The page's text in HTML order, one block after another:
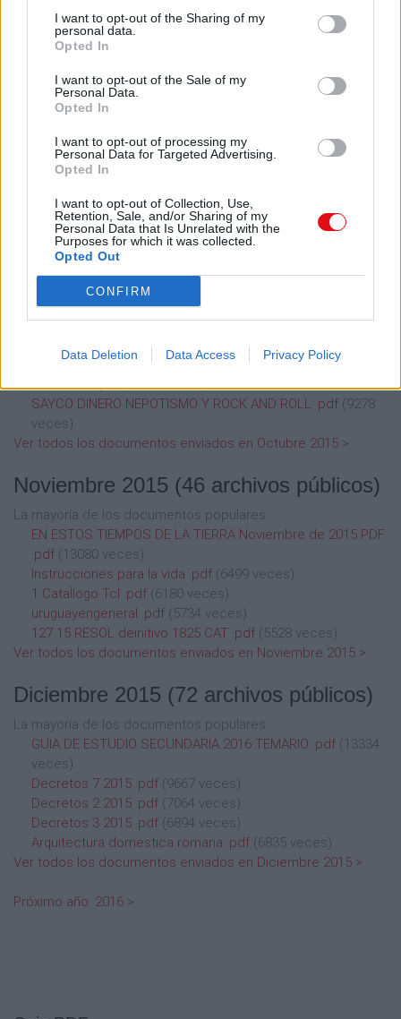
I want to opt-out of the Sharing of my
personal data.
Opted In
I want to opt-out of the Sale of my
Personal Data.
Opted In
I want to opt-out of processing my
Personal Data for Targeted Advertising.
Opted In
I want to opt-out of Collection, Use,
Retention, Sale, and/or Sharing of my
Personal Data that Is Unrelated with the
Purposes for which it was collected.
Opted Out
CONFIRM
Data Deletion Data Access Privacy Policy
Septiembre 2015(61 archivos públicos)
La mayoría de los documentos populares:
NOCHE DE FIESTA LA HISTORIA DEFINITIVA DEL PROGRAMA
actualizado septiembre 2015 .pdf
(15903 veces)
JS IV 18 2015 .pdf
Bases del Mercado ElÃ©ctrico .pdf
(11375 veces)
Bases del Mercado ElÃ©ctrico .pdf(10221 veces)
ESTATUTO DE LOS TRABAJADORES ACTUALIZADO A
Ver todos los documentos enviados en Septiembre 2015 >
Octubre 2015
La mayoría de los documentos populares:
refuerzo fracciones .pdf(22827 veces)
LA GUERRA SUCIA EN LAS SOMBRAS .pdf(12847 veces)
ARTE Y COMPUTADORAS 2011 .pdf
(11585 veces)
CODIGO PROCESAL PENAL MODIFICADO con articulos
anteriores .pdf(11577 veces)
SAYCO DINERO NEPOTISMO Y ROCK AND ROLL .pdf (9278
veces)
Ver todos los documentos enviados en Octubre 2015 >
Noviembre 2015 (46 archivos públicos)
La mayoría de los documentos populares:
EN ESTOS TIEMPOS DE LA TIERRA Noviembre de 2015 PDF
.pdf (13080 veces)
Instrucciones para la vida .pdf (6499 veces)
1 CataÌlogo Tcl .pdf (6180 veces)
uruguayengeneral .pdf (5734 veces)
127 15 RESOL deinitivo 1825 CAT .pdf (5528 veces)
Ver todos los documentos enviados en Noviembre 2015 >
Diciembre 2015 (72 archivos públicos)
La mayoría de los documentos populares:
GUIA DE ESTUDIO SECUNDARIA 2016 TEMARIO .pdf (13334
veces)
Decretos 7 2015 .pdf (9667 veces)
Decretos 2 2015 .pdf (7064 veces)
Decretos 3 2015 .pdf (6894 veces)
Arquitectura domestica romana .pdf (6835 veces)
Ver todos los documentos enviados en Diciembre 2015 >
Próximo año: 2016 >